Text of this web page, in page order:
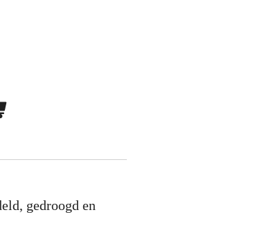
gedroogd en